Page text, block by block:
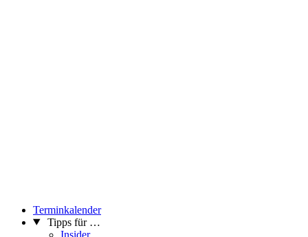
Terminkalender
Tipps für …
Insider